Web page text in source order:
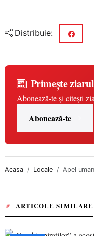
Distribuie:
Primește
Abonează-te și citești
Abonează-te
Acasa Locale Apel
ARTICOLE SIMILARE